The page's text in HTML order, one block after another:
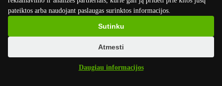
pateiktos arba naudojant paslaugas surinktos informacijos.
Daugiau informacijos
Sutinku
Atmesti
X